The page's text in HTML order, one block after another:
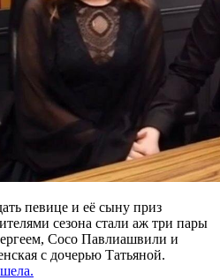
певице и её сыну приз
сезона стали аж три пары
Сосо Павлиашвили и
с дочерью Татьяной.